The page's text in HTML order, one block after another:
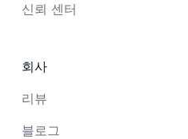
신뢰 센터
회사
리뷰
블로그